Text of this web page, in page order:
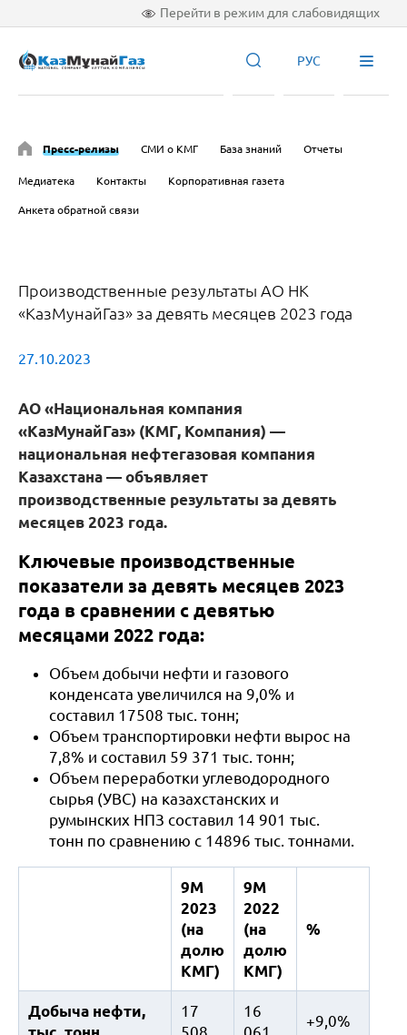
Перейти в режим для слабовидящих
РУС
Пресс-релизы СМИ о КМГ База знаний Отчеты
Медиатека Контакты Корпоративная газета
Анкета обратной связи
Производственные результаты АО НК
«КазМунайГаз» за девять месяцев 2023 года
27.10.2023
АО «Национальная компания
«КазМунайГаз» (КМГ, Компания) —
национальная нефтегазовая компания
Казахстана — объявляет
производственные результаты за девять
месяцев 2023 года.
Ключевые производственные
показатели за девять месяцев 2023
года в сравнении с девятью
месяцами 2022 года:
Объем добычи нефти и газового
конденсата увеличился на 9,0% и
составил 17508 тыс. тонн;
Объем транспортировки нефти вырос на
7,8% и составил 59 371 тыс. тонн;
Объем переработки углеводородного
сырья (УВС) на казахстанских и
румынских НПЗ составил 14 901 тыс.
тонн по сравнению с 14896 тыс. тоннами.
9М
2023
(на
долю
КМГ)
9М
2022
(на
долю
КМГ)
%
Добыча нефти,
тыс. тонн
17
508
16
061
+9,0%